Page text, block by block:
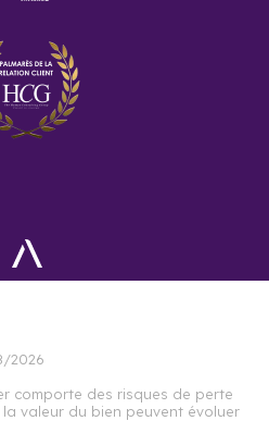
2026
comporte des risques de perte
valeur du bien peuvent évoluer